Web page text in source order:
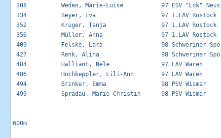
308          Weden, Marie-Luise           97 ESV
334          Beyer, Eva                   97
352          Krüger, Tanja                97
356          Müller, Anna                 97
409          Felske, Lara                 98
427          Renk, Alina                  98
484          Halliant, Nele               97
486          Hochkeppler, Lili-Ann        97
494          Brinker, Emma                98
499          Spradau, Marie-Christin      98
600m